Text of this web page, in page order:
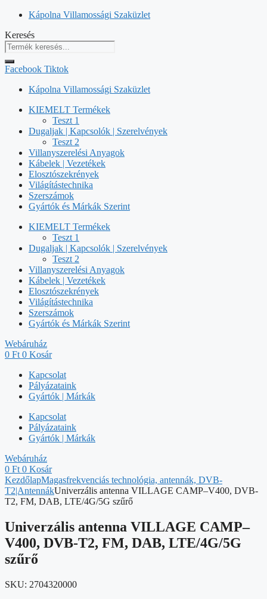
Kilépés
tartalomba
Kápolna Villamossági Szaküzlet
Keresés
Facebook Tiktok
Kápolna Villamossági Szaküzlet
KIEMELT Termékek
Teszt 1
Dugaljak | Kapcsolók | Szerelvények
Teszt 2
Villanyszerelési Anyagok
Kábelek | Vezetékek
Elosztószekrények
Világítástechnika
Szerszámok
Gyártók és Márkák Szerint
KIEMELT Termékek
Teszt 1
Dugaljak | Kapcsolók | Szerelvények
Teszt 2
Villanyszerelési Anyagok
Kábelek | Vezetékek
Elosztószekrények
Világítástechnika
Szerszámok
Gyártók és Márkák Szerint
Webáruház
0 Ft 0 Kosár
Kapcsolat
Pályázataink
Gyártók | Márkák
Kapcsolat
Pályázataink
Gyártók | Márkák
Webáruház
0 Ft 0 Kosár
KezdőlapMagasfrekvenciás technológia, antennák, DVB-
T2|AntennákUniverzális antenna VILLAGE CAMP–V400, DVB-
T2, FM, DAB, LTE/4G/5G szűrő
Univerzális antenna VILLAGE CAMP–
V400, DVB-T2, FM, DAB, LTE/4G/5G
szűrő
SKU: 2704320000